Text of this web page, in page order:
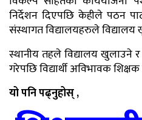
निर्देशन दिएपछि केहीले पठन
संस्थागत विद्यालयहरुले विद्यालय
स्थानीय तहले विद्यालय खुलाउने
गरेपछि विद्यार्थी अविभावक
यो पनि पढ्नुहोस् ,